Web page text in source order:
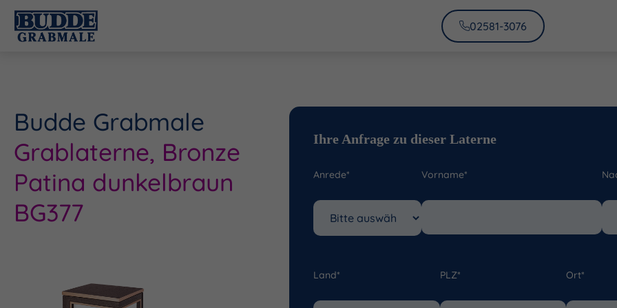
02581-3076
Budde Grabmale
Grablaterne, Bronze
Patina dunkelbraun
BG377
Ihre Anfrage zu dieser Laterne
Anrede* Vorname*
Land* PLZ* Ort*